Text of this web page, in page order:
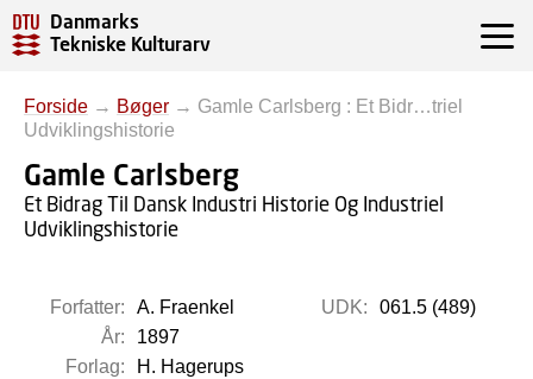
Danmarks
Tekniske Kulturarv
Forside → Bøger → Gamle Carlsberg : Et Bidr…triel
Udviklingshistorie
Gamle Carlsberg
Et Bidrag Til Dansk Industri Historie Og Industriel
Udviklingshistorie
Forfatter:
A. Fraenkel
År:
1897
Forlag:
H. Hagerups
UDK: 061.5 (489)